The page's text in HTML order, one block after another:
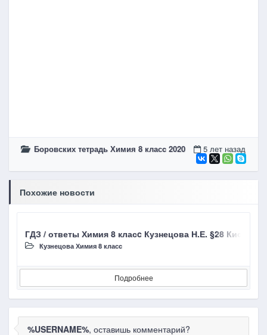
Боровских тетрадь Химия 8 класc 2020 5 лет назад
Похожие новости
ГДЗ / ответы Химия 8 класc Кузнецова Н.Е. §28
Кузнецова Химия 8 класc
Подробнее
%USERNAME%, оставишь комментарий?